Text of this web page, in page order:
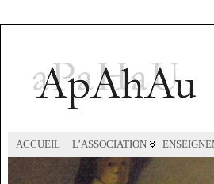
ACCUEIL L’ASSOCIATION